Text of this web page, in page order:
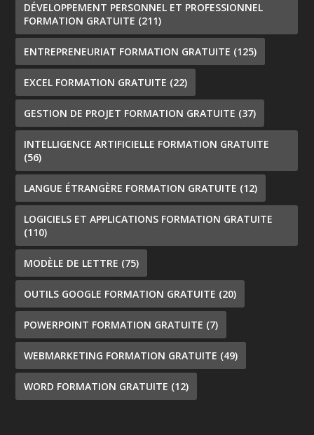
DÉVELOPPEMENT PERSONNEL ET PROFESSIONNEL
FORMATION GRATUITE (211)
ENTREPRENEURIAT FORMATION GRATUITE (125)
EXCEL FORMATION GRATUITE (22)
GESTION DE PROJET FORMATION GRATUITE (37)
INTELLIGENCE ARTIFICIELLE FORMATION GRATUITE
(56)
LANGUE ÉTRANGÈRE FORMATION GRATUITE (12)
LOGICIELS ET APPLICATIONS FORMATION GRATUITE
(110)
MODÈLE DE LETTRE (75)
OUTILS GOOGLE FORMATION GRATUITE (20)
POWERPOINT FORMATION GRATUITE (7)
WEBMARKETING FORMATION GRATUITE (49)
WORD FORMATION GRATUITE (12)